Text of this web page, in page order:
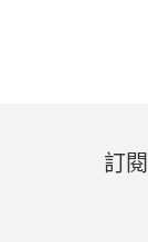
訂